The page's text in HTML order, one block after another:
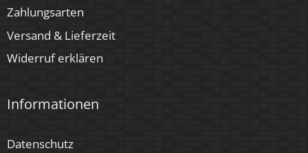
Zahlungsarten
Versand & Lieferzeit
Widerruf erklären
Informationen
Datenschutz